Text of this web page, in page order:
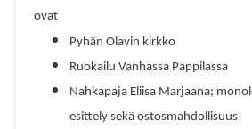
ovat
Pyhän Olavin kirkko
Ruokailu Vanhassa Pappilassa
Nahkapaja Eliisa Marjaana;
esittely sekä ostosmahdollisuus